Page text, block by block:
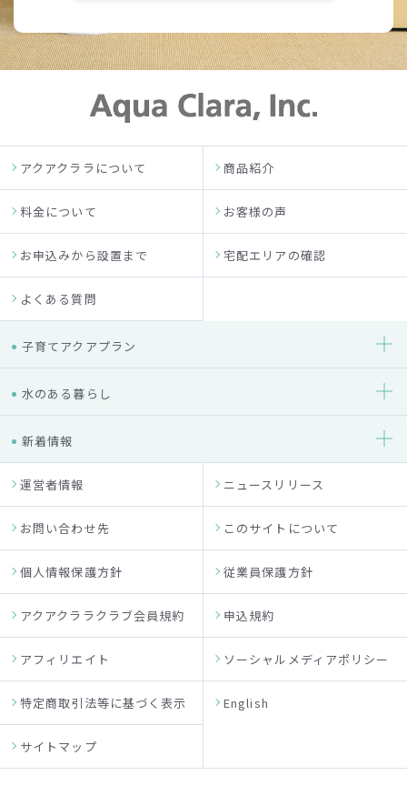
アクアクララについて 商品紹介
料金について お客様の声
お申込みから設置まで 宅配エリアの確認
よくある質問
子育てアクアプラン
水のある暮らし
新着情報
運営者情報 ニュースリリース
お問い合わせ先 このサイトについて
個人情報保護方針 従業員保護方針
アクアクララクラブ会員規約 申込規約
アフィリエイト ソーシャルメディアポリシー
特定商取引法等に基づく表示 English
サイトマップ